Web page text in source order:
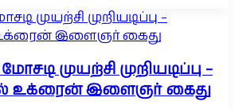
முயற்சி முறியடிப்பு –
உக்ரைன் இளைஞர் கைது
முயற்சி முறியடிப்பு –
உக்ரைன் இளைஞர் கைது